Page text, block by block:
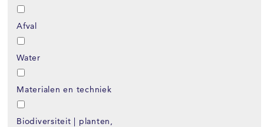
Afval
Water
Materialen en techniek
Biodiversiteit | planten,